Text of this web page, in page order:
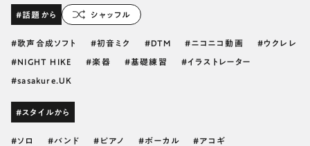
#話題から シャッフル
歌声合成ソフト 初音ミク DTM ニコニコ動画 ウクレレ
NIGHT HIKE 楽器 基礎練習 イラストレーター
sasakure.UK
#スタイルから
ソロ バンド ピアノ ボーカル アコギ